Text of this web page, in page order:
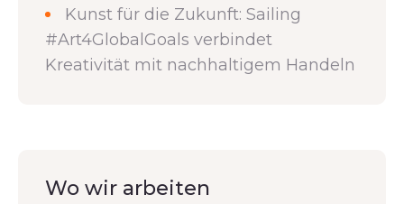
Kunst für die Zukunft: Sailing
#Art4GlobalGoals verbindet
Kreativität mit nachhaltigem Handeln
Wo wir arbeiten